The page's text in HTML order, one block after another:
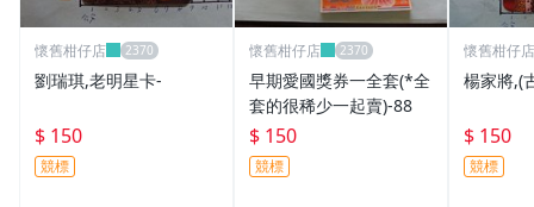
懷舊柑仔店
劉瑞琪,老明星卡-
$ 150
競標
懷舊柑仔店
早期愛國獎券一全套(*全
套的很稀少一起賣)-88
$ 150
競標
懷舊柑仔店
楊家將,(
$ 150
競標